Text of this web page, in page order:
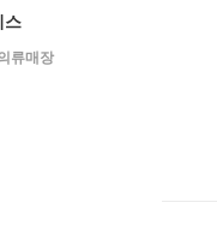
스
류매장